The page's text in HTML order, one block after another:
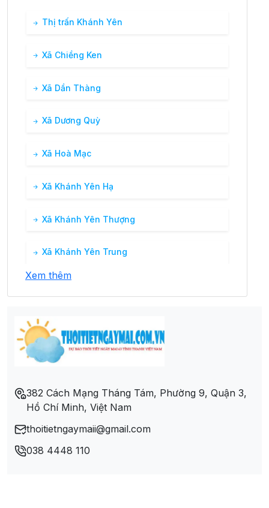
Thị trấn Khánh Yên
Xã Chiềng Ken
Xã Dần Thàng
Xã Dương Quỳ
Xã Hoà Mạc
Xã Khánh Yên Hạ
Xã Khánh Yên Thượng
Xã Khánh Yên Trung
Xã Nậm Chầy
Xã Nậm Rạng
Xã Nậm Tha
Xem thêm
382 Cách Mạng Tháng Tám, Phường 9, Quận 3,
Hồ Chí Minh, Việt Nam
thoitietngaymaii@gmail.com
038 4448 110